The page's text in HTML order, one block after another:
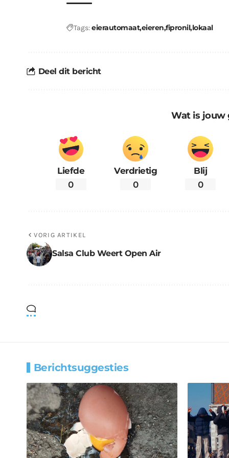
Tags:eierautomaateieren fipronillokaal
Deel dit bericht
Wat is jouw
Liefde
0
Verdrietig
0
Blij
0
VORIG ARTIKEL
Salsa Club Weert Open Air
Berichtsuggesties